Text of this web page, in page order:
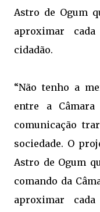
Astro de Ogum
aproximar
cidadão.
“Não tenho a
entre a
comunicação
sociedade. O
Astro de Ogum
comando da
aproximar